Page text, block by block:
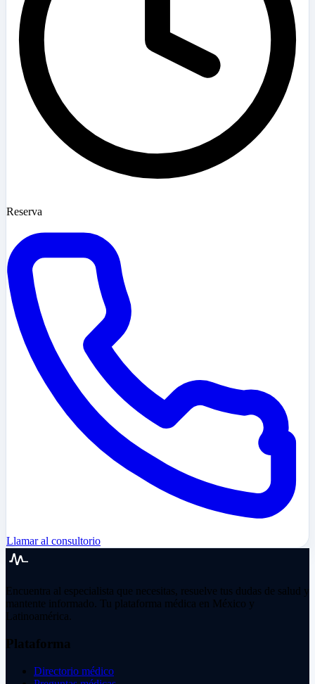
Reserva
Llamar al consultorio
Encuentra al especialista que necesitas, resuelve tus dudas de salud y
mantente informado. Tu plataforma médica en México y
Latinoamérica.
Plataforma
Directorio médico